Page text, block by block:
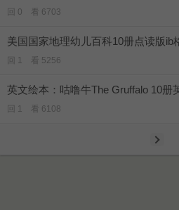
回 0 看 6703
美国国家地理幼儿百科10册点读版ib
回 1 看 5256
英文绘本：咕噜牛The Gruffalo 10册
回 1 看 6108